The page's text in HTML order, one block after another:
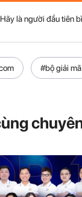
Hãy là người đầu tiên
#bộ giải mã